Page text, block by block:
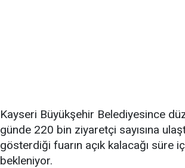
Kayseri Büyükşehir Belediyesince
günde 220 bin ziyaretçi sayısına
gösterdiği fuarın açık kalacağı süre
bekleniyor.